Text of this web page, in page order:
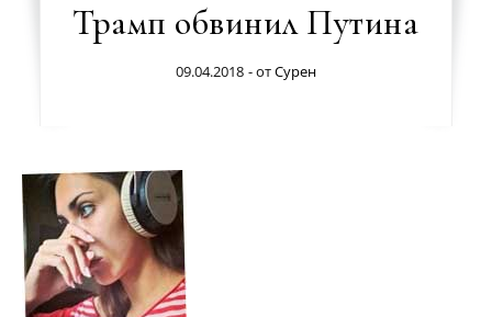
Трамп обвинил Путина
09.04.2018 - отСурен